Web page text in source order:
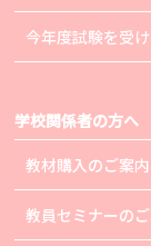
今年度試験を受
学校関係者の方へ
教材購入のご案内
教員セミナーの